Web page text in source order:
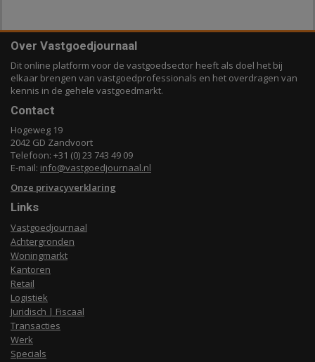
Over Vastgoedjournaal
Dit online platform voor de vastgoedsector heeft als doel het bij
elkaar brengen van vastgoedprofessionals en het overdragen van
kennis in de gehele vastgoedmarkt.
Contact
Hogeweg 19
2042 GD Zandvoort
Telefoon: +31 (0) 23 743 49 09
E-mail: info@vastgoedjournaal.nl
Onze privacyverklaring
Links
Vastgoedjournaal
Achtergronden
Woningmarkt
Kantoren
Retail
Logistiek
Juridisch | Fiscaal
Transacties
Werk
Specials